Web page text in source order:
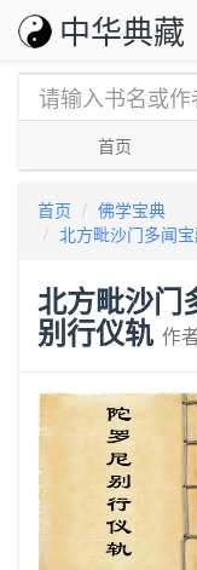
中华典藏
首页
首页
佛学宝典
北方毗沙门多闻
北方毗沙门
别行仪轨 作